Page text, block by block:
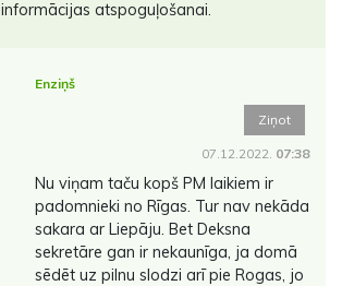
informācijas atspoguļošanai.
Enziņš
Ziņot
07.12.2022. 07:38
Nu viņam taču kopš PM laikiem ir
padomnieki no Rīgas. Tur nav nekāda
sakara ar Liepāju. Bet Deksna
sekretāre gan ir nekaunīga, ja domā
sēdēt uz pilnu slodzi arī pie Rogas, jo